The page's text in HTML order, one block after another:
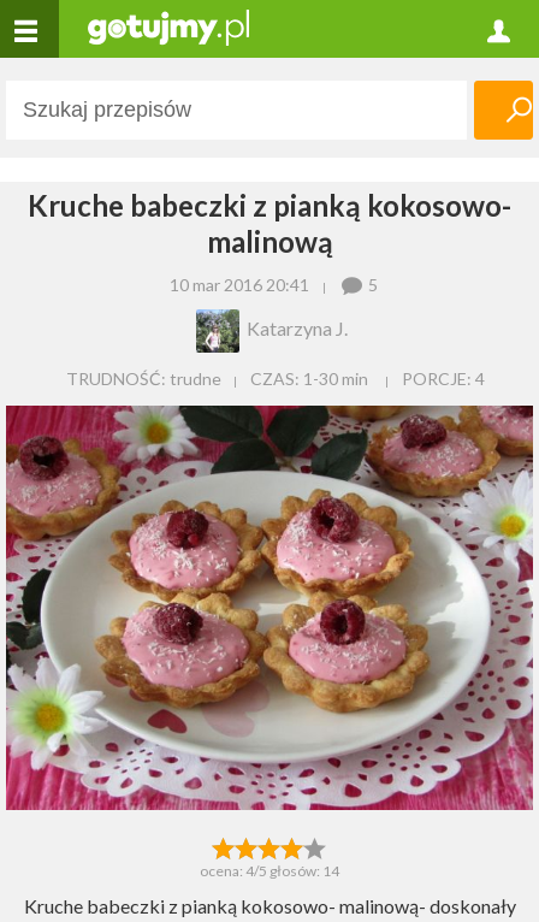
Kruche babeczki z pianką kokosowo-
malinową
10 mar 2016 20:41 5
Katarzyna J.
TRUDNOŚĆ: trudne CZAS: 1-30 min PORCJE: 4
ocena: 4/5 głosów: 14
Kruche babeczki z pianką kokosowo- malinową- doskonały